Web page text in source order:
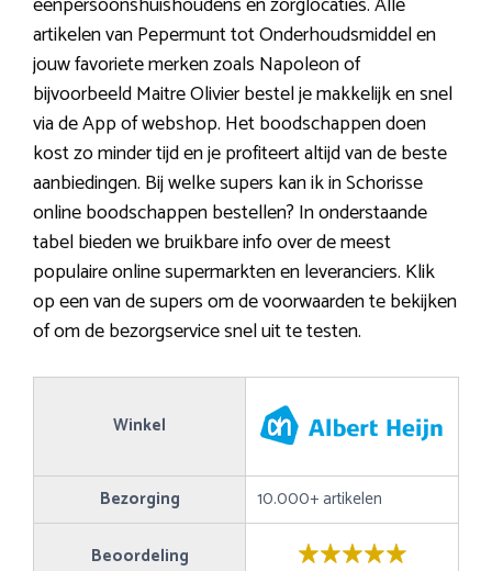
artikelen van Pepermunt tot Onderhoudsmiddel en
jouw favoriete merken zoals Napoleon of
bijvoorbeeld Maitre Olivier bestel je makkelijk en snel
via de App of webshop. Het boodschappen doen
kost zo minder tijd en je profiteert altijd van de beste
aanbiedingen. Bij welke supers kan ik in Schorisse
online boodschappen bestellen? In onderstaande
tabel bieden we bruikbare info over de meest
populaire online supermarkten en leveranciers. Klik
op een van de supers om de voorwaarden te bekijken
of om de bezorgservice snel uit te testen.
Winkel
Bezorging 10.000+ artikelen
Beoordeling